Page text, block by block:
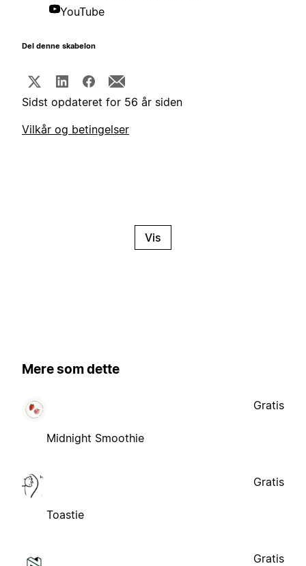
YouTube
Del denne skabelon
Sidst opdateret for 56 år siden
Vilkår og betingelser
Vis
Mere som dette
Midnight Smoothie
Gratis
Toastie
Gratis
Gratis